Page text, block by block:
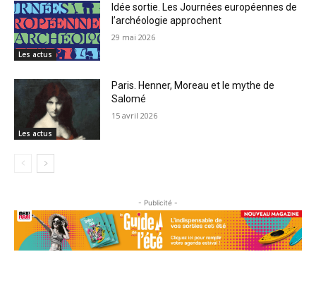
Les actus
Idée sortie. Les Journées européennes de
l’archéologie approchent
29 mai 2026
Les actus
Paris. Henner, Moreau et le mythe de
Salomé
15 avril 2026
- Publicité -